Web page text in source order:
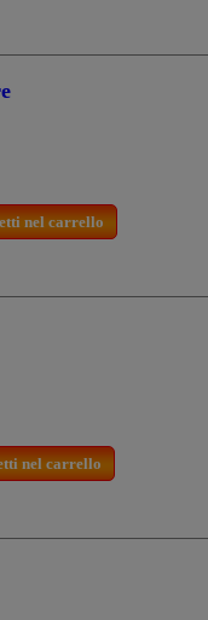
nel carrello
nel carrello